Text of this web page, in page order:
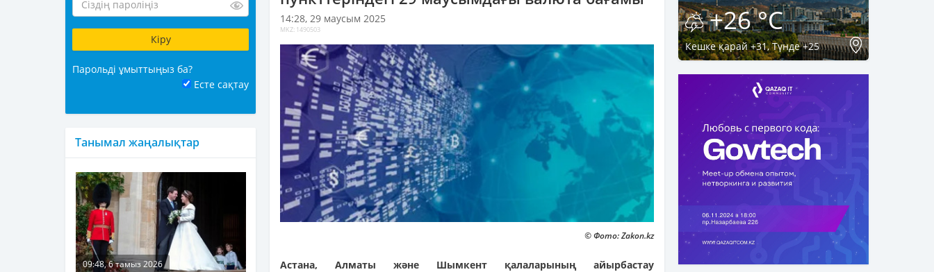
14:28, 29 маусым 2025
MKZ: 1490503
© Фото: Zakon.kz
Астана, Алматы және Шымкент қалаларының айырбастау
Парольді ұмыттыңыз ба?
Есте сақтау
Танымал жаңалықтар
09:48, 6 тамыз 2026
+26 °C
Кешке қарай +31, Түнде +25